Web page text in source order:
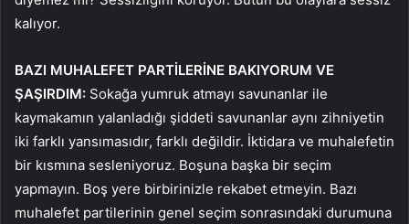
kalıyor.
BAZI MUHALEFET PARTİLERİNE BAKIYORUM VE
ŞAŞIRDIM: Sokağa yumruk atmayı savunanlar ile
kaymakamın yalanladığı şiddeti savunanlar aynı zihniyetin
iki farklı yansımasıdır, farklı değildir. İktidara ve muhalefetin
bir kısmına sesleniyoruz. Boşuna başka bir seçim
yapmayın. Boş yere birbirinizle rekabet etmeyin. Bazı
muhalefet partilerinin genel seçim sonrasındaki durumuna